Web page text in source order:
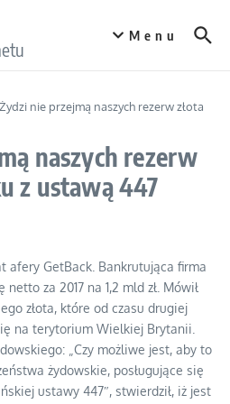
Menu
Żydzi nie przejmą naszych rezerw złota
naszych rezerw
z ustawą 447
afery GetBack. Bankrutująca firma
za 2017 na 1,2 mld zł. Mówił
złota, które od czasu drugiej
na terytorium Wielkiej Brytanii.
„Czy możliwe jest, aby to
żydowskie, posługujące się
ustawy 447″, stwierdził, iż jest